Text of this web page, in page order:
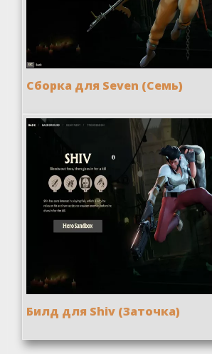
Сборка для Seven (Семь)
Билд для Shiv (Заточка)